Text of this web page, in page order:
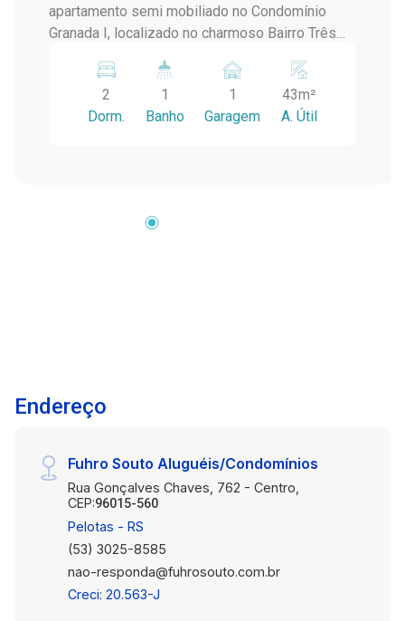
apartamento semi mobiliado no Condomínio
Granada I, localizado no charmoso Bairro Três
quem busca uma moradia aconchegante e bem
localizada, especialmente para estudantes da
Faculdade Anhanguera. Características do
interação e fluidez na rotina diária. Banheiro:
Anhanguera torna este imóvel uma opção
conveniente para estudantes e profissionais
Agende uma visita e descubra por si mesmo(a)
todas as vantagens que este apartamento tem a
oferecer. Obs: Ficam todos os móveis conforme
as fotos.
2
Dorm.
1
Banho
1
Garagem
43m²
A. Útil
Endereço
Fuhro Souto Aluguéis/Condomínios
Rua Gonçalves Chaves, 762 - Centro,
CEP:96015-560
Pelotas - RS
(53) 3025-8585
nao-responda@fuhrosouto.com.br
Creci: 20.563-J